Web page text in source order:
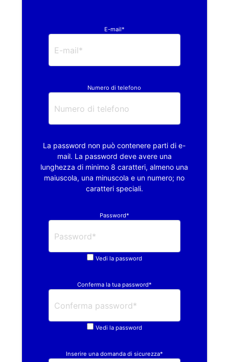
E-mail*
Numero di telefono
La password non può contenere parti di e-
mail. La password deve avere una
lunghezza di minimo 8 caratteri, almeno una
maiuscola, una minuscola e un numero; no
caratteri speciali.
Password*
Vedi la password
Conferma la tua password*
Vedi la password
Inserire una domanda di sicurezza*